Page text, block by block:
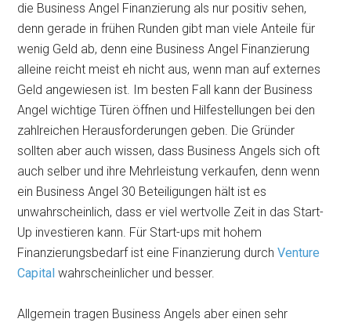
die Business Angel Finanzierung als nur positiv sehen,
denn gerade in frühen Runden gibt man viele Anteile für
wenig Geld ab, denn eine Business Angel Finanzierung
alleine reicht meist eh nicht aus, wenn man auf externes
Geld angewiesen ist. Im besten Fall kann der Business
Angel wichtige Türen öffnen und Hilfestellungen bei den
zahlreichen Herausforderungen geben. Die Gründer
sollten aber auch wissen, dass Business Angels sich oft
auch selber und ihre Mehrleistung verkaufen, denn wenn
ein Business Angel 30 Beteiligungen hält ist es
unwahrscheinlich, dass er viel wertvolle Zeit in das Start-
Up investieren kann. Für Start-ups mit hohem
Finanzierungsbedarf ist eine Finanzierung durchVenture
Capital wahrscheinlicher und besser.
Allgemein tragen Business Angels aber einen sehr